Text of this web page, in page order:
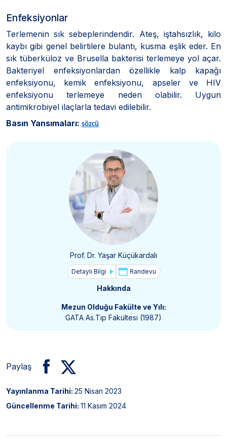
Enfeksiyonlar
Terlemenin sık sebeplerindendir. Ateş, iştahsızlık, kilo
kaybı gibi genel belirtilere bulantı, kusma eşlik eder. En
sık tüberküloz ve Brusella bakterisi terlemeye yol açar.
Bakteriyel enfeksiyonlardan özellikle kalp kapağı
enfeksiyonu, kemik enfeksiyonu, apseler ve HIV
enfeksiyonu terlemeye neden olabilir. Uygun
antimikrobiyel ilaçlarla tedavi edilebilir.
Basın Yansımaları: sözcü
Prof. Dr. Yaşar Küçükardalı
Detaylı Bilgi Randevu
Hakkında
Mezun Olduğu Fakülte ve Yılı:
GATA As.Tıp Fakültesi (1987)
Paylaş
Yayınlanma Tarihi: 25 Nisan 2023
Güncellenme Tarihi: 11 Kasım 2024